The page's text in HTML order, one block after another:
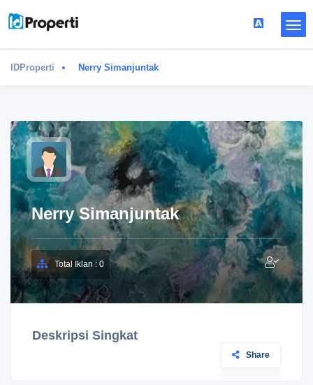
IDProperti Nerry Simanjuntak
Nerry Simanjuntak
Total Iklan : 0
Deskripsi Singkat
Share